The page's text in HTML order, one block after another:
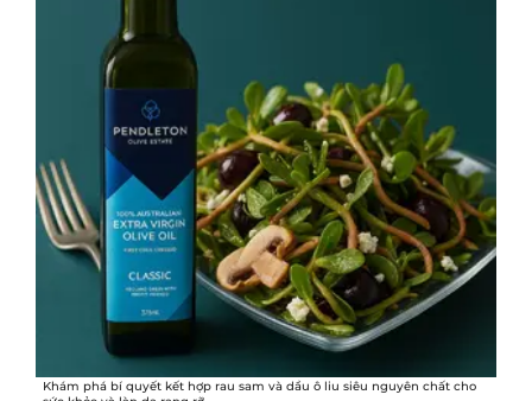
Khám phá bí quyết kết hợp rau sam và dầu ô liu siêu nguyên chất cho